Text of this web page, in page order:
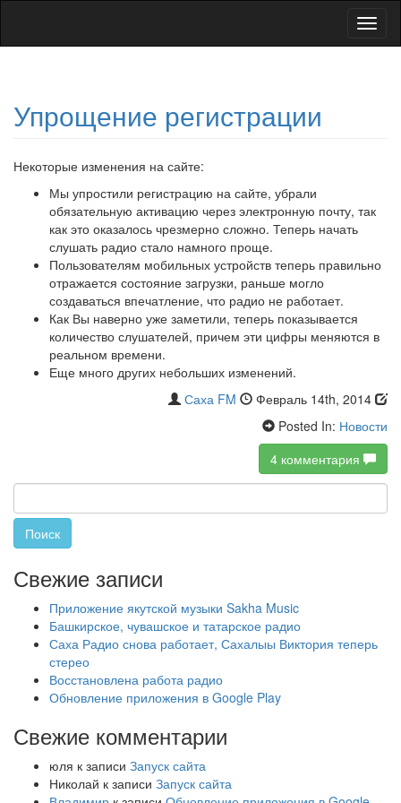
Упрощение регистрации
Некоторые изменения на сайте:
Мы упростили регистрацию на сайте, убрали
обязательную активацию через электронную почту, так
как это оказалось чрезмерно сложно. Теперь начать
слушать радио стало намного проще.
Пользователям мобильных устройств теперь правильно
отражается состояние загрузки, раньше могло
создаваться впечатление, что радио не работает.
Как Вы наверно уже заметили, теперь показывается
количество слушателей, причем эти цифры меняются в
реальном времени.
Еще много других небольших изменений.
Саха FM
Февраль 14th, 2014
Posted In: Новости
4 комментария
Свежие записи
Приложение якутской музыки Sakha Music
Башкирское, чувашское и татарское радио
Саха Радио снова работает, Сахалыы Виктория теперь
стерео
Восстановлена работа радио
Обновление приложения в Google Play
Свежие комментарии
юля к записи Запуск сайта
Николай к записи Запуск сайта